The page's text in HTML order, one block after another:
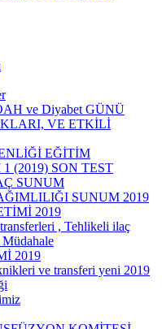
ve Diyabet GÜNÜ
VE ETKİLİ
EĞİTİM
(2019) SON TEST
SUNUM
SUNUM 2019
2019
, Tehlikeli ilaç
Müdahale
2019
ve transferi yeni 2019